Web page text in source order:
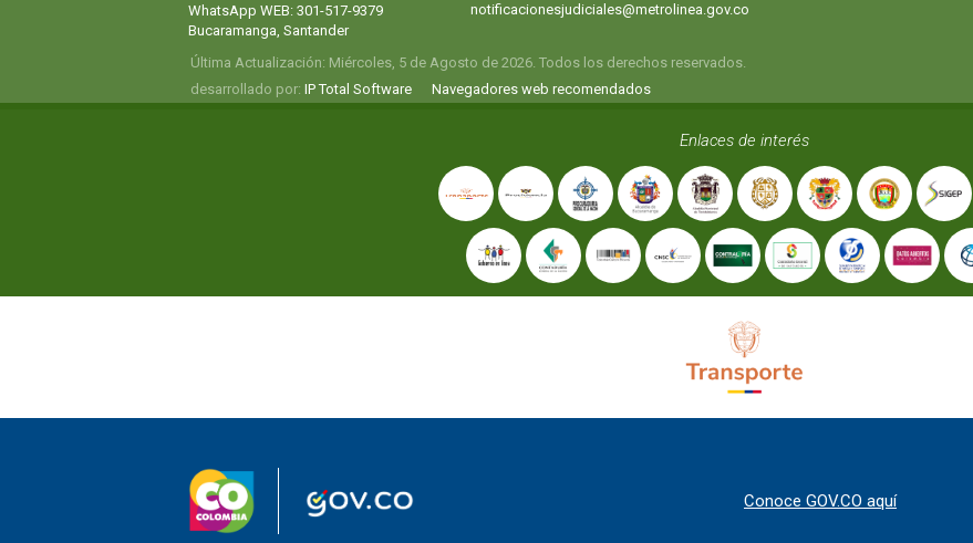
WhatsApp WEB: 301-517-9379
Bucaramanga, Santander
notificacionesjudiciales@metrolinea.gov.co
Última Actualización: Miércoles, 5 de Agosto de 2026. Todos los derechos reservados.
desarrollado por: IP Total Software Navegadores web recomendados
Enlaces de interés
Conoce GOV.CO aquí